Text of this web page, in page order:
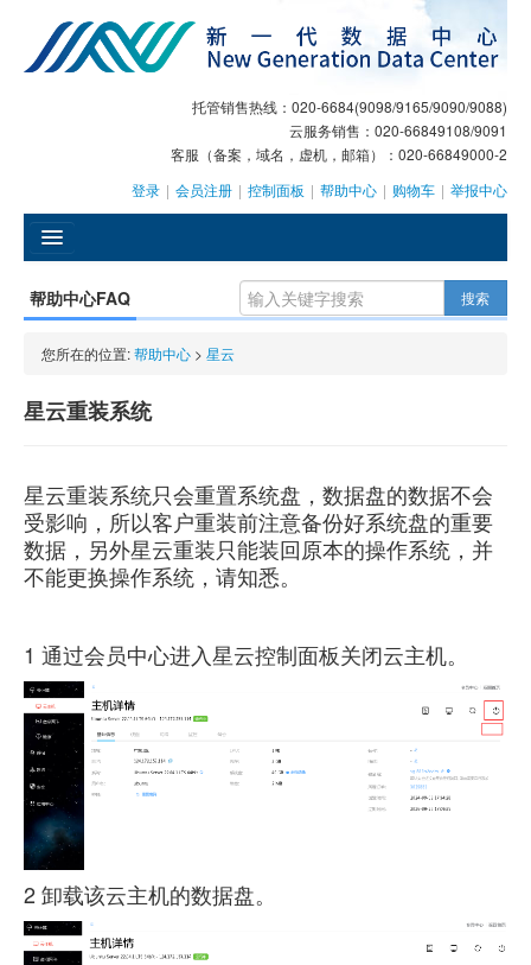
托管销售热线：020-6684(9098/9165/9090/9088)
云服务销售：020-66849108/9091
客服（备案，域名，虚机，邮箱）：020-66849000-2
登录 | 会员注册 | 控制面板 | 帮助中心 | 购物车 | 举报中心
GEO
大模型服务
域名注册
虚拟主机
SSL证书
云主机
客服中心
企业文化
帮助中心FAQ 搜索
您所在的位置:帮助中心 > 星云
星云重装系统
星云重装系统只会重置系统盘，数据盘的数据不会
受影响，所以客户重装前注意备份好系统盘的重要
数据，另外星云重装只能装回原本的操作系统，并
不能更换操作系统，请知悉。
1 通过会员中心进入星云控制面板关闭云主机。
2卸载该云主机的数据盘。